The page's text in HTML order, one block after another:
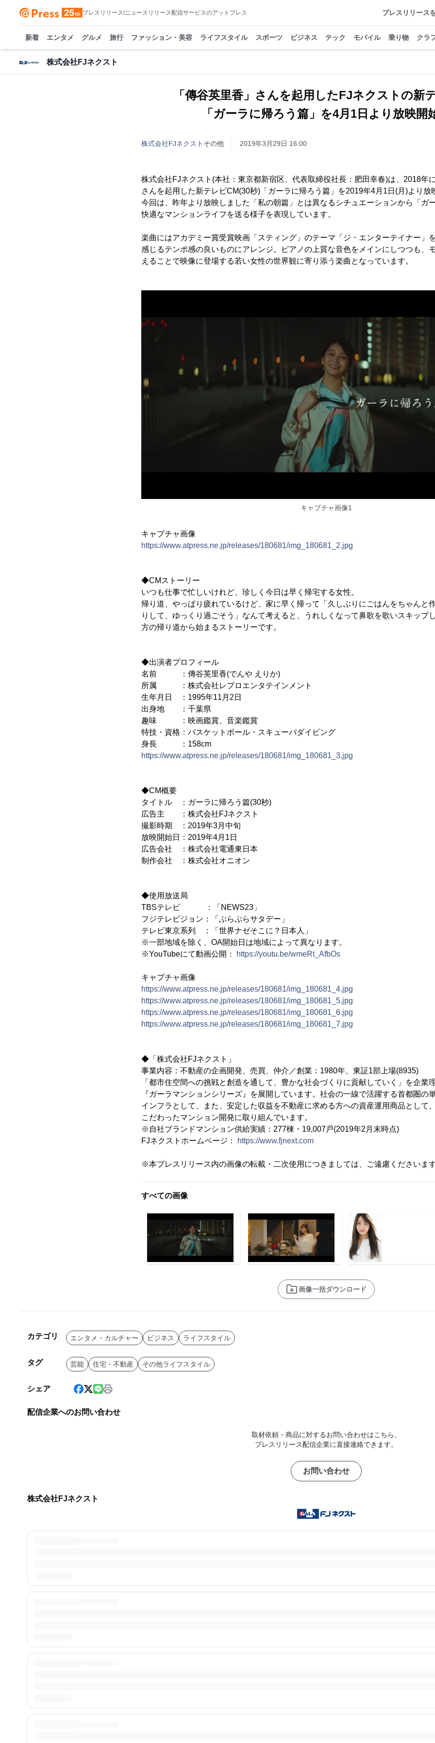
プレスリリース/ニュースリリース配信サービスのアットプレス プレスリリース
新着 エンタメ グルメ 旅行 ファッション・美容 ライフスタイル スポーツ ビジネス テック モバイル 乗り物 クラ
株式会社FJネクスト
「傳谷英里香」さんを起用したFJネクストの新
「ガーラに帰ろう篇」を4月1日より放映開
株式会社FJネクスト その他 2019年3月29日 16:00
株式会社FJネクスト(本社：東京都新宿区、代表取締役社長：肥田幸春)は、2018年
さんを起用した新テレビCM(30秒)「ガーラに帰ろう篇」を2019年4月1日(月)より放
今回は、昨年より放映しました「私の朝篇」とは異なるシチュエーションから「ガ
快適なマンションライフを送る様子を表現しています。
楽曲にはアカデミー賞受賞映画「スティング」のテーマ「ジ・エンターテイナー」
感じるテンポ感の良いものにアレンジ。ピアノの上質な音色をメインにしつつも、
えることで映像に登場する若い女性の世界観に寄り添う楽曲となっています。
キャプチャ画像1
キャプチャ画像
https://www.atpress.ne.jp/releases/180681/img_180681_2.jpg
◆CMストーリー
いつも仕事で忙しいけれど、珍しく今日は早く帰宅する女性。
帰り道、やっぱり疲れているけど、家に早く帰って「久しぶりにごはんをちゃんと
りして、ゆっくり過ごそう」なんて考えると、うれしくなって鼻歌を歌いスキップ
方の帰り道から始まるストーリーです。
◆出演者プロフィール
名前 ：傳谷英里香(でんや えりか)
所属 ：株式会社レプロエンタテインメント
生年月日 ：1995年11月2日
出身地 ：千葉県
趣味 ：映画鑑賞、音楽鑑賞
特技・資格：バスケットボール・スキューバダイビング
身長 ：158cm
https://www.atpress.ne.jp/releases/180681/img_180681_3.jpg
◆CM概要
タイトル ：ガーラに帰ろう篇(30秒)
広告主 ：株式会社FJネクスト
撮影時期 ：2019年3月中旬
放映開始日：2019年4月1日
広告会社 ：株式会社電通東日本
制作会社 ：株式会社オニオン
◆使用放送局
TBSテレビ ：「NEWS23」
フジテレビジョン：「ぶらぶらサタデー」
テレビ東京系列 ：「世界ナゼそこに？日本人」
※一部地域を除く、OA開始日は地域によって異なります。
※YouTubeにて動画公開：
https://youtu.be/wmeRt_AfbOs
キャプチャ画像
https://www.atpress.ne.jp/releases/180681/img_180681_4.jpg
https://www.atpress.ne.jp/releases/180681/img_180681_5.jpg
https://www.atpress.ne.jp/releases/180681/img_180681_6.jpg
https://www.atpress.ne.jp/releases/180681/img_180681_7.jpg
◆「株式会社FJネクスト」
事業内容：不動産の企画開発、売買、仲介／創業：1980年、東証1部上場(8935)
「都市住空間への挑戦と創造を通して、豊かな社会づくりに貢献していく」を企業
『ガーラマンションシリーズ』を展開しています。社会の一線で活躍する首都圏の
インフラとして、また、安定した収益を不動産に求める方への資産運用商品として
こだわったマンション開発に取り組んでいます。
※自社ブランドマンション供給実績：277棟・19,007戸(2019年2月末時点)
FJネクストホームページ：
https://www.fjnext.com
※本プレスリリース内の画像の転載・二次使用につきましては、ご遠慮くださいま
すべての画像
画像一括ダウンロード
カテゴリ エンタメ・カルチャー ビジネス ライフスタイル
タグ 芸能 住宅・不動産 その他ライフスタイル
シェア
配信企業へのお問い合わせ
取材依頼・商品に対するお問い合わせはこちら。
プレスリリース配信企業に直接連絡できます。
お問い合わせ
株式会社FJネクスト